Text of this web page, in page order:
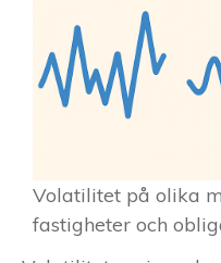
Volatilitet på olika
fastigheter och